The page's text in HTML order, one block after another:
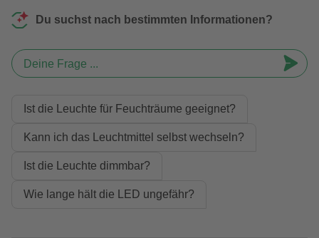
Du suchst nach bestimmten Informationen?
Deine Frage ...
Ist die Leuchte für Feuchträume geeignet?
Kann ich das Leuchtmittel selbst wechseln?
Ist die Leuchte dimmbar?
Wie lange hält die LED ungefähr?